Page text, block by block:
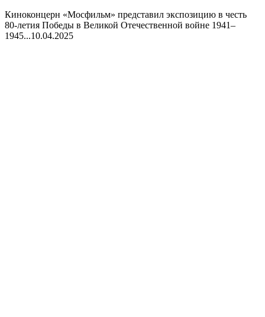
Киноконцерн «Мосфильм» представил экспозицию в честь
80-летия Победы в Великой Отечественной войне 1941–
1945...10.04.2025